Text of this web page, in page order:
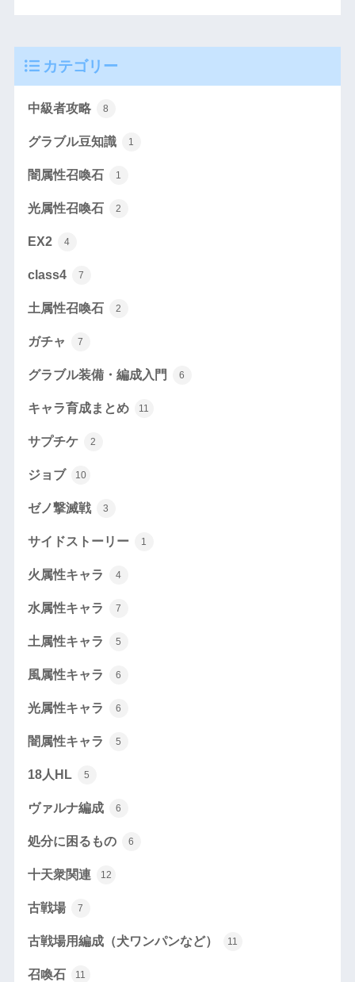
カテゴリー
中級者攻略 8
グラブル豆知識 1
闇属性召喚石 1
光属性召喚石 2
EX2 4
class4 7
土属性召喚石 2
ガチャ 7
グラブル装備・編成入門 6
キャラ育成まとめ 11
サプチケ 2
ジョブ 10
ゼノ撃滅戦 3
サイドストーリー 1
火属性キャラ 4
水属性キャラ 7
土属性キャラ 5
風属性キャラ 6
光属性キャラ 6
闇属性キャラ 5
18人HL 5
ヴァルナ編成 6
処分に困るもの 6
十天衆関連 12
古戦場 7
古戦場用編成（犬ワンパンなど） 11
召喚石 11